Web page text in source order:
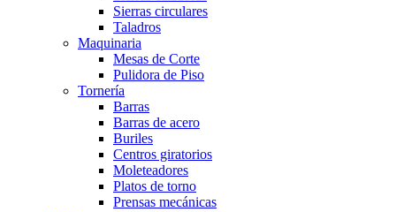
Sierras circulares
Taladros
Maquinaria
Mesas de Corte
Pulidora de Piso
Tornería
Barras
Barras de acero
Buriles
Centros giratorios
Moleteadores
Platos de torno
Prensas mecánicas